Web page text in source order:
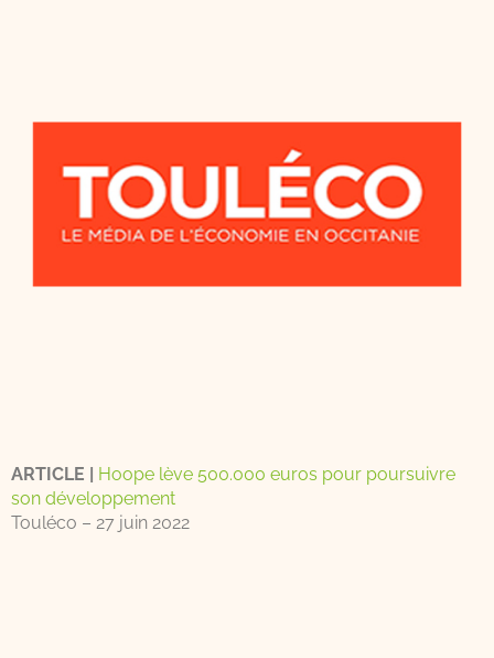
ARTICLE | Hoope lève 500.000 euros pour poursuivre
son développement
Touléco – 27 juin 2022